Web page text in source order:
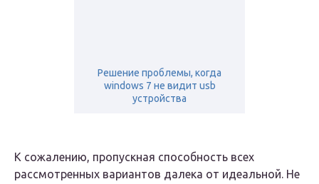
Решение проблемы, когда
windows 7 не видит usb
устройства
К сожалению, пропускная способность всех
рассмотренных вариантов далека от идеальной. Не